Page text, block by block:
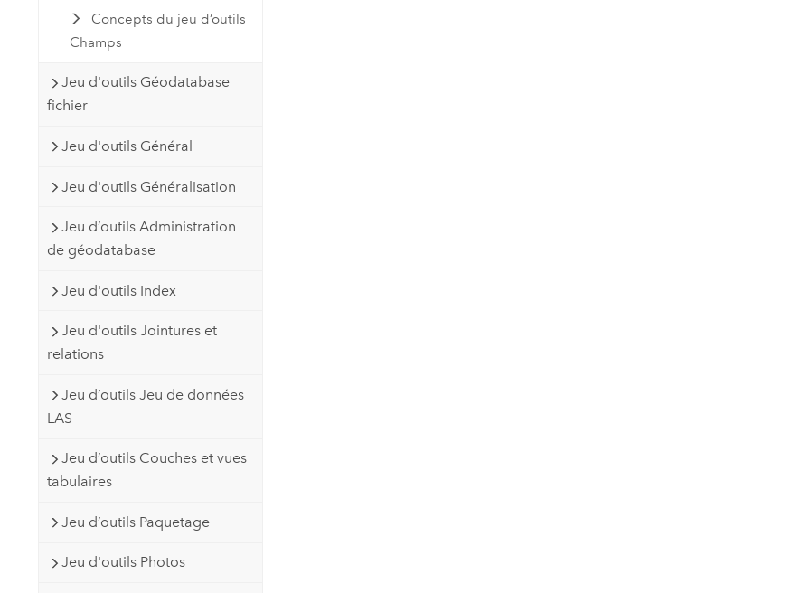
Concepts du jeu d’outils
Champs
Jeu d'outils Géodatabase
fichier
Jeu d'outils Général
Jeu d'outils Généralisation
Jeu d’outils Administration
de géodatabase
Jeu d'outils Index
Jeu d'outils Jointures et
relations
Jeu d’outils Jeu de données
LAS
Jeu d’outils Couches et vues
tabulaires
Jeu d’outils Paquetage
Jeu d'outils Photos